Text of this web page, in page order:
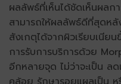
ผลลัพธ์ที่เห็นได้ชัดเห็นผลก
สามารถให้ผลลัพธ์ดีที่สุดหลั
สังเกตุได้จากผิวเรียบเนีย
การรับการบริการด้วย
อีกหลายจุด ไม่ว่าจะเป็น ล